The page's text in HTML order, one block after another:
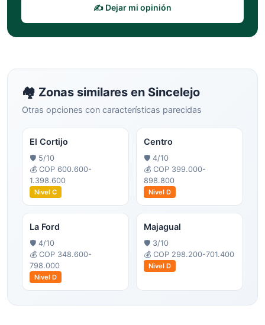
✍️ Dejar mi opinión
🏘️ Zonas similares en Sincelejo
Otras opciones con características parecidas
El Cortijo
🛡️ 5/10
💰 COP 600.600-
1.398.600
Nivel C
Centro
🛡️ 4/10
💰 COP 399.000-
898.800
Nivel D
La Ford
🛡️ 4/10
💰 COP 348.600-
798.000
Nivel D
Majagual
🛡️ 3/10
💰 COP 298.200-701.400
Nivel D